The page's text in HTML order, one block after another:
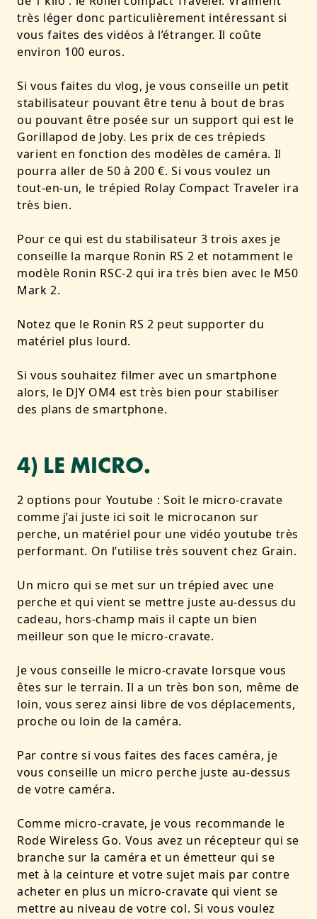
très léger donc particulièrement intéressant si
vous faites des vidéos à l’étranger. Il coûte
environ 100 euros.
Si vous faites du vlog, je vous conseille un petit
stabilisateur pouvant être tenu à bout de bras
ou pouvant être posée sur un support qui est le
Gorillapod de Joby. Les prix de ces trépieds
varient en fonction des modèles de caméra. Il
pourra aller de 50 à 200 €. Si vous voulez un
tout-en-un, le trépied Rolay Compact Traveler ira
très bien.
Pour ce qui est du stabilisateur 3 trois axes je
conseille la marque Ronin RS 2 et notamment le
modèle Ronin RSC-2 qui ira très bien avec le M50
Mark 2.
Notez que le Ronin RS 2 peut supporter du
matériel plus lourd.
Si vous souhaitez filmer avec un smartphone
alors, le DJY OM4 est très bien pour stabiliser
des plans de smartphone.
4) LE MICRO.
2 options pour Youtube : Soit le micro-cravate
comme j’ai juste ici soit le microcanon sur
perche, un matériel pour une vidéo youtube très
performant. On l’utilise très souvent chez Grain.
Un micro qui se met sur un trépied avec une
perche et qui vient se mettre juste au-dessus du
cadeau, hors-champ mais il capte un bien
meilleur son que le micro-cravate.
Je vous conseille le micro-cravate lorsque vous
êtes sur le terrain. Il a un très bon son, même de
loin, vous serez ainsi libre de vos déplacements,
proche ou loin de la caméra.
Par contre si vous faites des faces caméra, je
vous conseille un micro perche juste au-dessus
de votre caméra.
Comme micro-cravate, je vous recommande le
Rode Wireless Go. Vous avez un récepteur qui se
branche sur la caméra et un émetteur qui se
met à la ceinture et votre sujet mais par contre
acheter en plus un micro-cravate qui vient se
mettre au niveau de votre col. Si vous voulez